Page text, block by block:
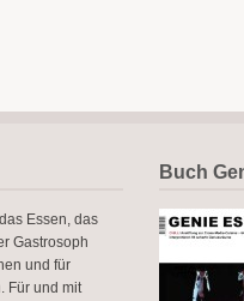
Essen, das
Gastrosoph
und für
Für und mit
Buch